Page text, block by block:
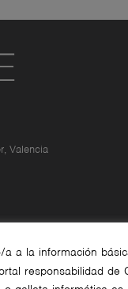
Valencia
a a la información
responsabilidad de